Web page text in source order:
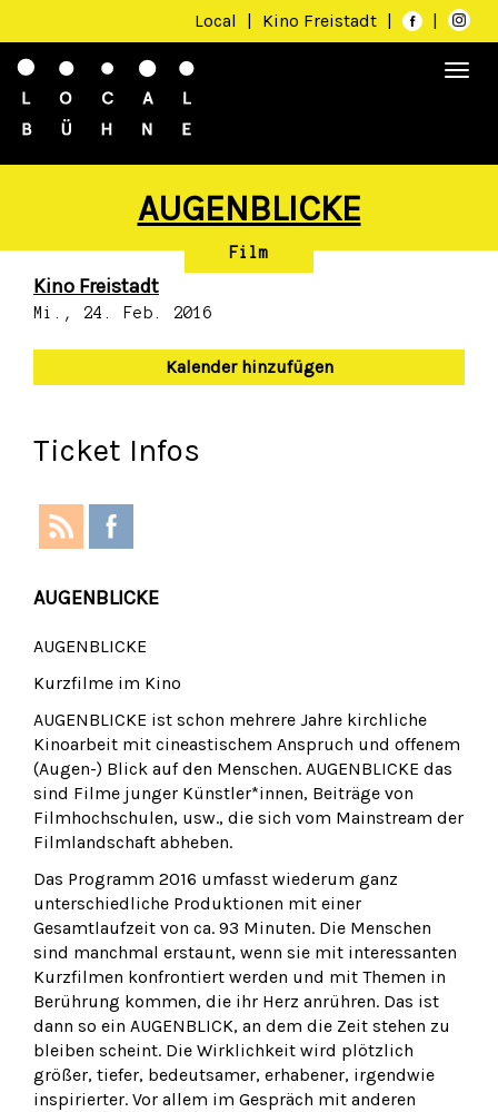
Local | Kino Freistadt | |
AUGENBLICKE
Film
Kino Freistadt
Mi., 24. Feb. 2016
Kalender hinzufügen
Ticket Infos
AUGENBLICKE
AUGENBLICKE
Kurzfilme im Kino
AUGENBLICKE ist schon mehrere Jahre kirchliche
Kinoarbeit mit cineastischem Anspruch und offenem
(Augen-) Blick auf den Menschen. AUGENBLICKE das
sind Filme junger Künstler*innen, Beiträge von
Filmhochschulen, usw., die sich vom Mainstream der
Filmlandschaft abheben.
Das Programm 2016 umfasst wiederum ganz
unterschiedliche Produktionen mit einer
Gesamtlaufzeit von ca. 93 Minuten. Die Menschen
sind manchmal erstaunt, wenn sie mit interessanten
Kurzfilmen konfrontiert werden und mit Themen in
Berührung kommen, die ihr Herz anrühren. Das ist
dann so ein AUGENBLICK, an dem die Zeit stehen zu
bleiben scheint. Die Wirklichkeit wird plötzlich
größer, tiefer, bedeutsamer, erhabener, irgendwie
inspirierter. Vor allem im Gespräch mit anderen